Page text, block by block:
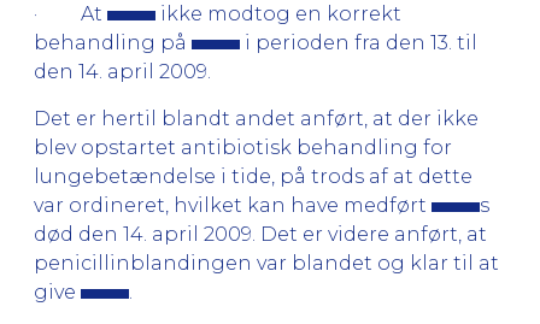
· At
ikke modtog en korrekt
behandling på
i perioden fra den 13. til
den 14. april 2009.
Det er hertil blandt andet anført, at der ikke
blev opstartet antibiotisk behandling for
lungebetændelse i tide, på trods af at dette
var ordineret, hvilket kan have medført
s
død den 14. april 2009. Det er videre anført, at
penicillinblandingen var blandet og klar til at
give